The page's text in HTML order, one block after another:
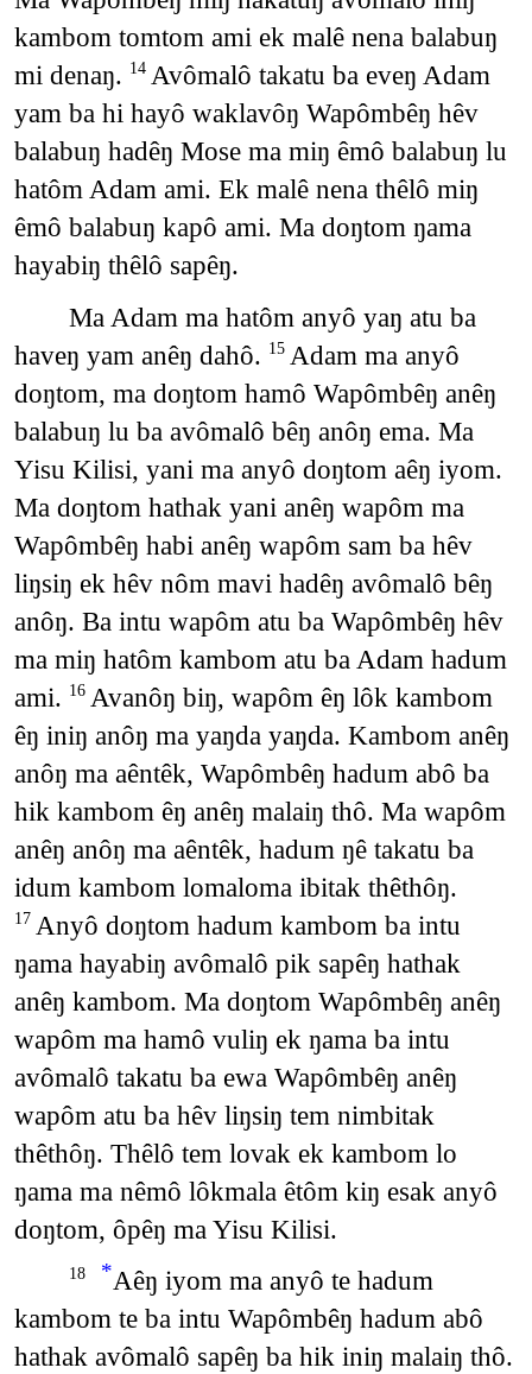
kambom tomtom ami ek malê nena balabuŋ
mi denaŋ. 14 Avômalô takatu ba eveŋ Adam
yam ba hi hayô waklavôŋ Wapômbêŋ hêv
balabuŋ hadêŋ Mose ma miŋ êmô balabuŋ lu
hatôm Adam ami. Ek malê nena thêlô miŋ
êmô balabuŋ kapô ami. Ma doŋtom ŋama
hayabiŋ thêlô sapêŋ.
Ma Adam ma hatôm anyô yaŋ atu ba
haveŋ yam anêŋ dahô. 15 Adam ma anyô
doŋtom, ma doŋtom hamô Wapômbêŋ anêŋ
balabuŋ lu ba avômalô bêŋ anôŋ ema. Ma
Yisu Kilisi, yani ma anyô doŋtom aêŋ iyom.
Ma doŋtom hathak yani anêŋ wapôm ma
Wapômbêŋ habi anêŋ wapôm sam ba hêv
liŋsiŋ ek hêv nôm mavi hadêŋ avômalô bêŋ
anôŋ. Ba intu wapôm atu ba Wapômbêŋ hêv
ma miŋ hatôm kambom atu ba Adam hadum
ami. 16 Avanôŋ biŋ, wapôm êŋ lôk kambom
êŋ iniŋ anôŋ ma yaŋda yaŋda. Kambom anêŋ
anôŋ ma aêntêk, Wapômbêŋ hadum abô ba
hik kambom êŋ anêŋ malaiŋ thô. Ma wapôm
anêŋ anôŋ ma aêntêk, hadum ŋê takatu ba
idum kambom lomaloma ibitak thêthôŋ.
17 Anyô doŋtom hadum kambom ba intu
ŋama hayabiŋ avômalô pik sapêŋ hathak
anêŋ kambom. Ma doŋtom Wapômbêŋ anêŋ
wapôm ma hamô vuliŋ ek ŋama ba intu
avômalô takatu ba ewa Wapômbêŋ anêŋ
wapôm atu ba hêv liŋsiŋ tem nimbitak
thêthôŋ. Thêlô tem lovak ek kambom lo
ŋama ma nêmô lôkmala êtôm kiŋ esak anyô
doŋtom, ôpêŋ ma Yisu Kilisi.
18 *Aêŋ iyom ma anyô te hadum
kambom te ba intu Wapômbêŋ hadum abô
hathak avômalô sapêŋ ba hik iniŋ malaiŋ thô.